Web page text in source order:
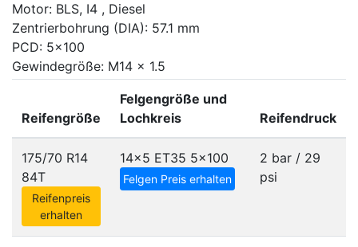
Motor: BLS, I4 , Diesel
Zentrierbohrung (DIA): 57.1 mm
PCD: 5x100
Gewindegröße: M14 x 1.5
Reifengröße
Felgengröße und
Lochkreis
Reifendruck
175/70 R14
84T
Reifenpreis
erhalten
14x5 ET35 5x100
Felgen Preis erhalten
2 bar / 29
psi